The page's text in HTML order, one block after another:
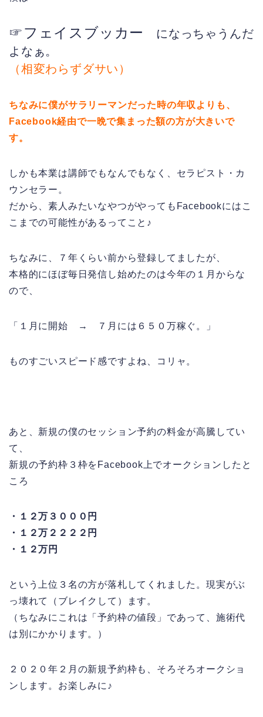
☞フェイスブッカー
になっちゃうんだ
よなぁ。
（相変わらずダサい）
ちなみに僕がサラリーマンだった時の年収よりも、
Facebook経由で一晩で集まった額の方が大きいで
す。
しかも本業は講師でもなんでもなく、セラピスト・カ
ウンセラー。
だから、素人みたいなやつがやってもFacebookにはこ
こまでの可能性があるってこと♪
ちなみに、７年くらい前から登録してましたが、
本格的にほぼ毎日発信し始めたのは今年の１月からな
ので、
「１月に開始 → ７月には６５０万稼ぐ。」
ものすごいスピード感ですよね、コリャ。
あと、新規の僕のセッション予約の料金が高騰してい
て、
新規の予約枠３枠をFacebook上でオークションしたと
ころ
・１２万３０００円
・１２万２２２２円
・１２万円
という上位３名の方が落札してくれました。現実がぶ
っ壊れて（ブレイクして）ます。
（ちなみにこれは「予約枠の値段」であって、施術代
は別にかかります。）
２０２０年２月の新規予約枠も、そろそろオークショ
ンします。お楽しみに♪